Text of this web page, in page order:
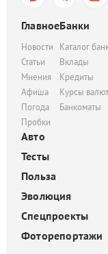
Главное
Новости
Статьи
Мнения
Афиша
Погода
Пробки
Банки
Каталог
Вклады
Кредиты
Курсы валют
Банкоматы
Авто
Тесты
Польза
Эволюция
Спецпроекты
Фоторепортажи